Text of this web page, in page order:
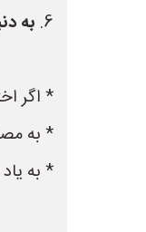
6. به
* اگر
* به
* به